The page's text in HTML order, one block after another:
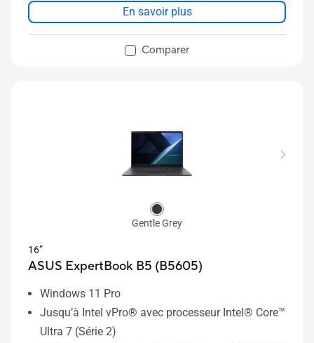
En savoir plus
Comparer
Gentle Grey
16”
ASUS ExpertBook B5 (B5605)
Windows 11 Pro
Jusqu’à Intel vPro® avec processeur Intel® Core™
Ultra 7 (Série 2)